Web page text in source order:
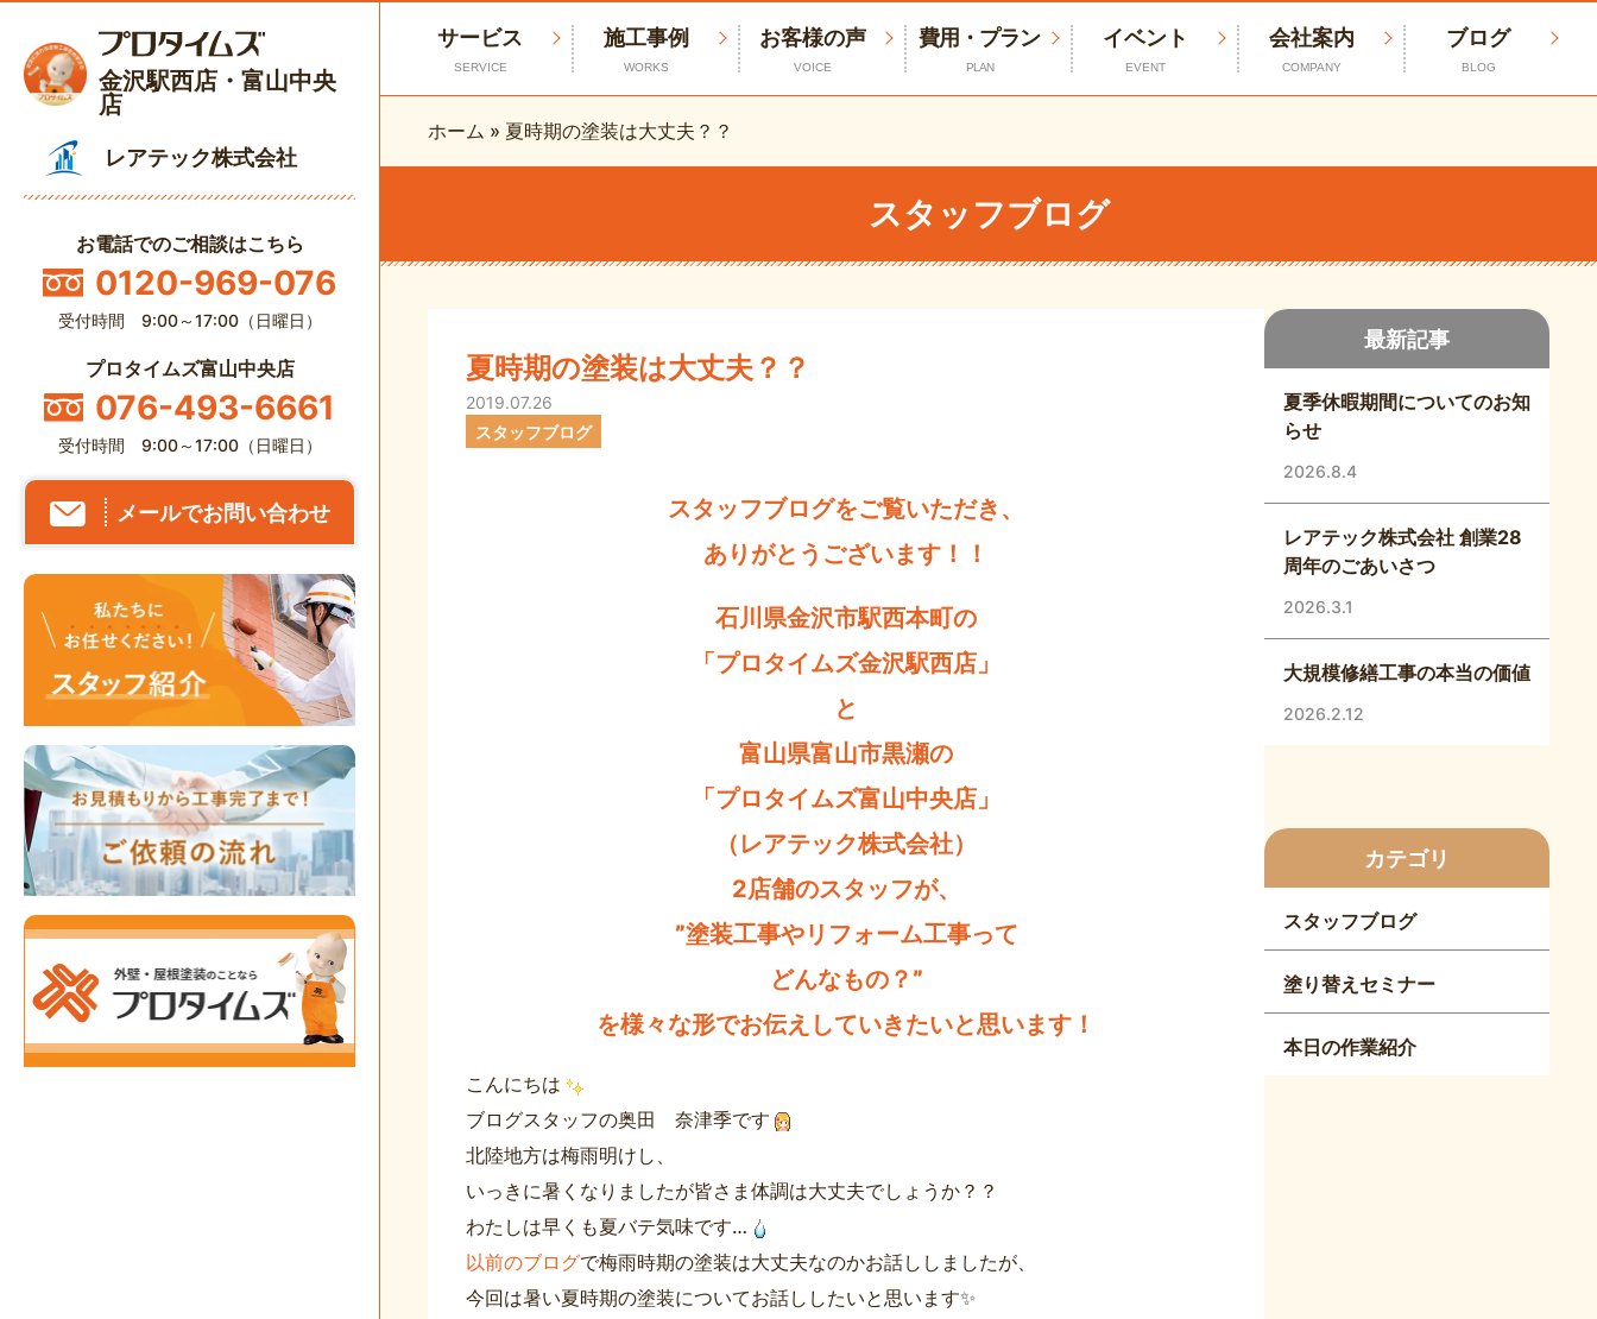
金沢駅西店・富山中央
店
レアテック株式会社
お電話でのご相談はこちら
0120-969-076
受付時間 9:00～17:00（日曜日）
プロタイムズ富山中央店
076-493-6661
受付時間 9:00～17:00（日曜日）
メールでお問い合わせ
サービス
SERVICE
施工事例
WORKS
お客様の声
VOICE
費用・プラン
PLAN
イベント
EVENT
会社案内
COMPANY
ブログ
BLOG
ホーム » 夏時期の塗装は大丈夫？？
スタッフブログ
夏時期の塗装は大丈夫？？
2019.07.26
スタッフブログ
スタッフブログをご覧いただき、
ありがとうございます！！
石川県金沢市駅西本町の
「プロタイムズ金沢駅西店」
と
富山県富山市黒瀬の
「プロタイムズ富山中央店」
（レアテック株式会社）
2店舗のスタッフが、
”塗装工事やリフォーム工事って
どんなもの？”
を様々な形でお伝えしていきたいと思います！
こんにちは
ブログスタッフの奥田 奈津季です
北陸地方は梅雨明けし、
いっきに暑くなりましたが皆さま体調は大丈夫でしょうか？？
わたしは早くも夏バテ気味です…
以前のブログで梅雨時期の塗装は大丈夫なのかお話ししましたが、
今回は暑い夏時期の塗装についてお話ししたいと思います✨
最新記事
夏季休暇期間についてのお知
らせ
2026.8.4
レアテック株式会社 創業28
周年のごあいさつ
2026.3.1
大規模修繕工事の本当の価値
2026.2.12
カテゴリ
スタッフブログ
塗り替えセミナー
本日の作業紹介